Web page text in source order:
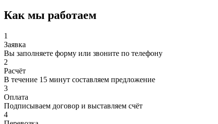
Как мы работаем
1
Заявка
Вы заполняете форму или звоните по телефону
2
Расчёт
В течение 15 минут составляем предложение
3
Оплата
Подписываем договор и выставляем счёт
4